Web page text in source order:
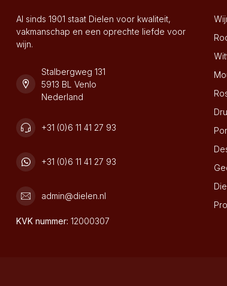
Al sinds 1901 staat Dielen voor kwaliteit,
vakmanschap en een oprechte liefde voor
wijn.
Stalbergweg 131
5913 BL Venlo
Nederland
+31 (0)6 11 41 27 93
+31 (0)6 11 41 27 93
admin@dielen.nl
KVK nummer: 12000307